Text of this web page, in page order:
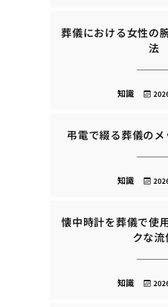
葬儀における女性の
法
知識
弔電で綴る葬儀の
知識
懐中時計を葬儀で使
クな流
知識